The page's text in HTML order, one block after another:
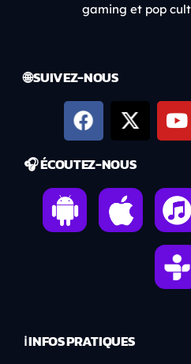
gaming et pop
🌐 SUIVEZ-NOUS
🎧 ÉCOUTEZ-NOUS
ℹ️ INFOS PRATIQUES